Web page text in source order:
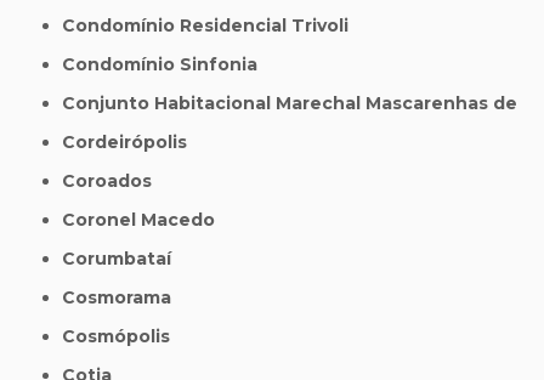
Condomínio Residencial Trivoli
Condomínio Sinfonia
Conjunto Habitacional Marechal Mascarenhas de
Cordeirópolis
Coroados
Coronel Macedo
Corumbataí
Cosmorama
Cosmópolis
Cotia